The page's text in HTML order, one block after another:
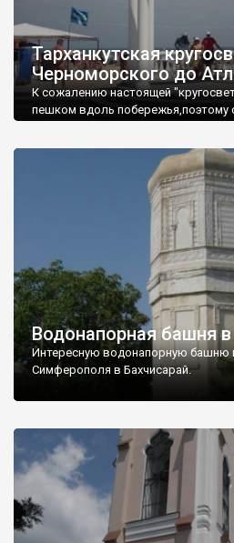
Тарханкутская
Черноморского до
К сожалению настоящей
пешком вдоль
Водонапорная башня
Интересную водонапорную башню
Симферополя в Бахчисарай.